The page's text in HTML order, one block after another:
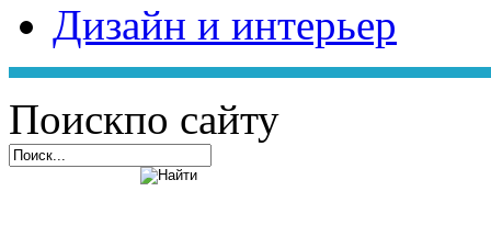
Дизайн и интерьер
Поискпо сайту